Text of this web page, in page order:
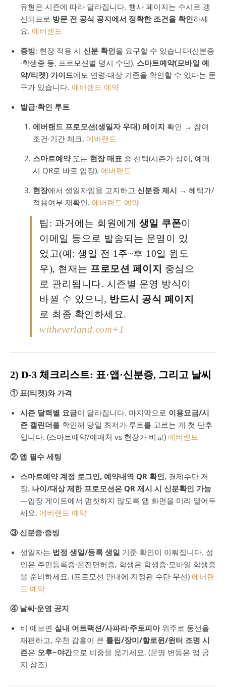
유형은 시즌에 따라 달라집니다. 행사 페이지는 수시로 갱
신되므로 방문 전 공식 공지에서 정확한 조건을 확인하세
요. 에버랜드
증빙: 현장 적용 시 신분 확인을 요구할 수 있습니다(신분증
·학생증 등, 프로모션별 명시 수단). 스마트예약(모바일 예
약/티켓) 가이드에도 연령·대상 기준을 확인할 수 있다는 문
구가 있습니다. 에버랜드 예약
발급·확인 루트
에버랜드 프로모션(생일자 우대) 페이지 확인 → 참여
조건·기간 체크. 에버랜드
스마트예약또는 현장 매표 중 선택(시즌가 상이, 예매
시 QR로 바로 입장). 에버랜드
현장에서 생일자임을 고지하고 신분증 제시 → 혜택가/
적용여부 재확인. 에버랜드 예약
팁: 과거에는 회원에게 생일 쿠폰이
이메일 등으로 발송되는 운영이 있
었고(예: 생일 전 1주~후 10일 윈도
우), 현재는 프로모션 페이지
중심으
로 관리됩니다. 시즌별 운영 방식이
바뀔 수 있으니, 반드시 공식 페이지
로 최종 확인하세요.
witheverland.com+1
2) D-3 체크리스트: 표·앱·신분증, 그리고 날씨
① 표(티켓)와 가격
시즌 달력별 요금이 달라집니다. 마지막으로 이용요금/시
즌 캘린더를 확인해 당일 최저가 루트를 고르는 게 첫 단추
입니다. (스마트예약/예매처 vs 현장가 비교) 에버랜드
② 앱 필수 세팅
스마트예약 계정 로그인, 예약내역 QR 확인, 결제수단 저
장. 나이/대상 제한 프로모션은 QR 제시 시 신분확인 가능
—입장 게이트에서 멈칫하지 않도록 앱 화면을 미리 열어두
세요. 에버랜드 예약
③ 신분증·증빙
생일자는 법정 생일/등록 생일 기준 확인이 이뤄집니다. 성
인은 주민등록증·운전면허증, 학생은 학생증·모바일 학생증
을 준비하세요. (프로모션 안내에 지정된 수단 우선) 에버랜
드 예약
④ 날씨·운영 공지
비 예보면 실내 어트랙션/사파리·주토피아위주로 동선을
재편하고, 우천 감흥이 큰 튤립/장미/할로윈/윈터 조명 시
즌은 오후~야간으로 비중을 옮기세요. (운영 변동은 앱 공
지 참조)